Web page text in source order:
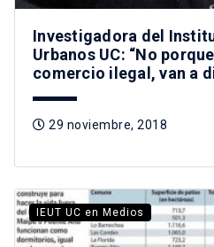
Investigadora del
Urbanos UC: “No
comercio ilegal, van a
29 noviembre, 2018
IEUT UC en Medios